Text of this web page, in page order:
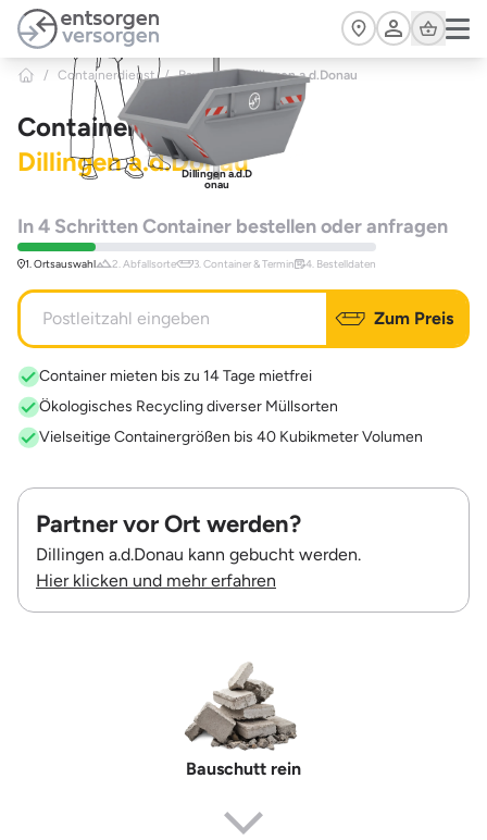
Zum Hauptinhalt springen
Cart
/ Containerdienst / Bayern > Dillingen a.d.Donau
Containerdienst
Dillingen a.d.Donau
Dillingen a.d.D
onau
In 4 Schritten Container bestellen oder anfragen
1. Ortsauswahl 2. Abfallsorte 3. Container & Termin 4. Bestelldaten
Zum Preis
Container mieten bis zu 14 Tage mietfrei
Ökologisches Recycling diverser Müllsorten
Vielseitige Containergrößen bis 40 Kubikmeter Volumen
Partner vor Ort werden?
Dillingen a.d.Donau kann gebucht werden.
Hier klicken und mehr erfahren
Bauschutt rein